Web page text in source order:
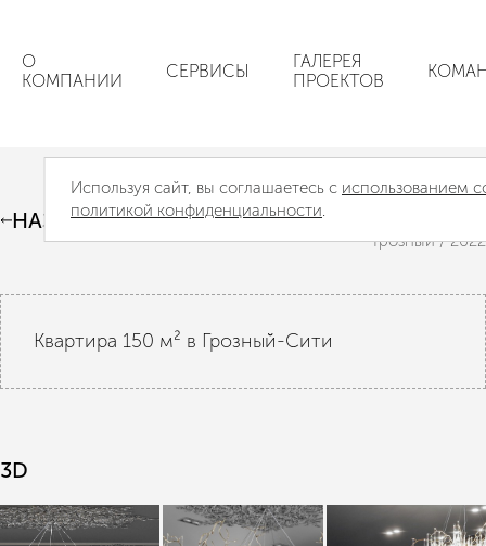
О
КОМПАНИИ
СЕРВИСЫ
ГАЛЕРЕЯ
ПРОЕКТОВ
Используя сайт, вы соглашаетесь с использованием
политикой конфиденциальности.
НАЗАД "Black Pearl"
Грозный / 2022
Квартира 150 м² в Грозный-Сити
3D